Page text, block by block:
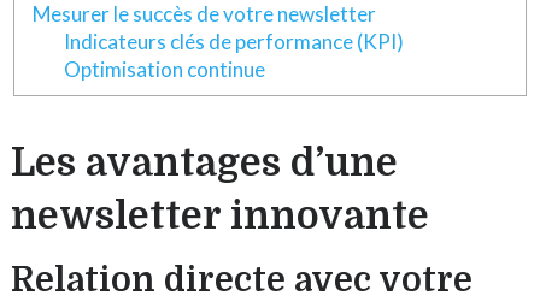
Mesurer le succès de votre newsletter
Indicateurs clés de performance (KPI)
Optimisation continue
Les avantages d’une
newsletter innovante
Relation directe avec votre